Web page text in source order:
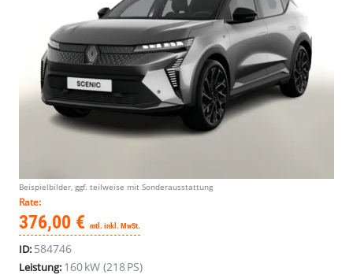
Beispielbilder, ggf. teilweise mit Sonderausstattung
Rate:
376,00 € mtl. inkl. MwSt.
ID: 584746
Leistung: 160 kW (218 PS)